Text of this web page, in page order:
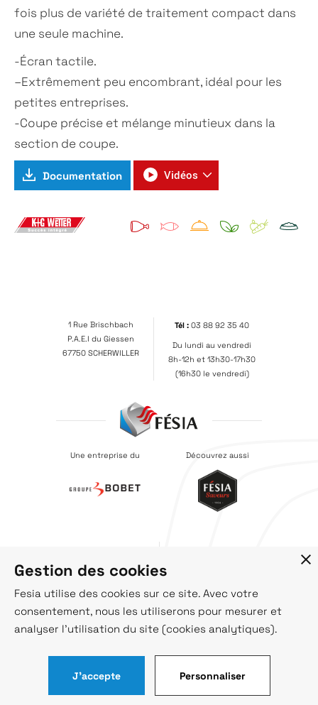
Intéressé par nos produits
Nous contacter
fois plus de variété de traitement compact dans
une seule machine.
-Écran tactile.
–Extrêmement peu encombrant, idéal pour les
petites entreprises.
-Coupe précise et mélange minutieux dans la
section de coupe.
Documentation Vidéos
1 Rue Brischbach
P.A.E.I du Giessen
67750 SCHERWILLER
Tél : 03 88 92 35 40
Du lundi au vendredi
8h-12h et 13h30-17h30
(16h30 le vendredi)
Une entreprise du Découvrez aussi
Catalogues
Contact
© Fésia 2021 Mentions légales
Politique de confidentialité
Gestion des cookies
Fesia utilise des cookies sur ce site. Avec votre
consentement, nous les utiliserons pour mesurer et
analyser l'utilisation du site (cookies analytiques).
J'accepte Personnaliser